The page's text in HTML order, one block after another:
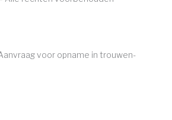
voor opname in trouwen-